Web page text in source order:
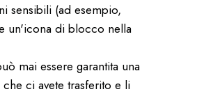
sensibili (ad esempio,
un'icona di blocco nella
mai essere garantita una
ci avete trasferito e li